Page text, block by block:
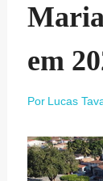
em
Por Lucas